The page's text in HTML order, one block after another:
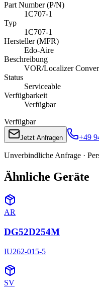
Part Number (P/N)
1C707-1
Typ
1C707-1
Hersteller (MFR)
Edo-Aire
Beschreibung
VOR/Localizer
Status
Serviceable
Verfügbarkeit
Verfügbar
Verfügbar
Jetzt Anfragen +49
Unverbindliche Anfrage ·
Ähnliche Geräte
AR
DG52D254M
IU262-015-5
SV